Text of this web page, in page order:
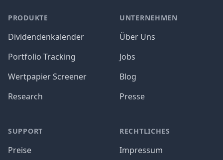
PRODUKTE
Dividendenkalender
Portfolio Tracking
Wertpapier Screener
Research
SUPPORT
Preise
UNTERNEHMEN
Über Uns
Jobs
Blog
Presse
RECHTLICHES
Impressum